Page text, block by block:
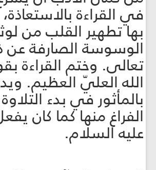
في القراءة
بها تطهير القلب من
الوسوسة الصارفة عن
تعالى. وختم القراءة
الله العليّ العظيم.
بالمأثور في بدء
الفراغ منها كما كان
عليه السلام.